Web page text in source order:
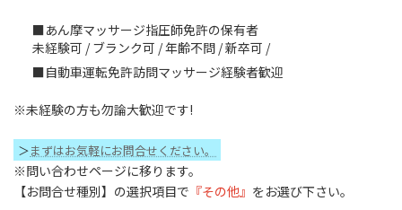
■あん摩マッサージ指圧師免許の保有者
未経験可 / ブランク可 / 年齢不問 / 新卒可 /
■自動車運転免許訪問マッサージ経験者歓迎
※未経験の方も勿論大歓迎です!
＞まずはお気軽にお問合せください。
※問い合わせページに移ります。
【お問合せ種別】の選択項目で 『その他』 をお選び下さい。